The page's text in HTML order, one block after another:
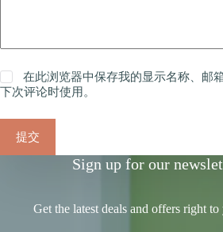
在此浏览器中保存我的显示名称、邮
下次评论时使用。
提交
Sign up for our
Get the latest deals and offers right